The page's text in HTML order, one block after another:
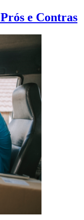
e Contras